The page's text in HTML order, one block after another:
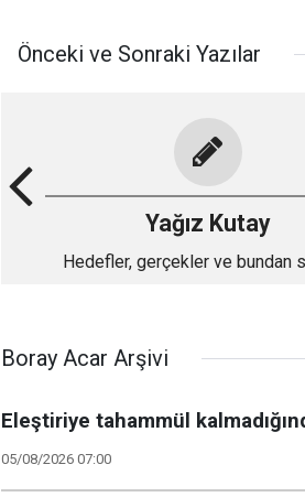
Önceki ve Sonraki Yazılar
Yağız Kutay
Hedefler, gerçekler ve bundan
Boray Acar Arşivi
Eleştiriye tahammül
05/08/2026 07:00